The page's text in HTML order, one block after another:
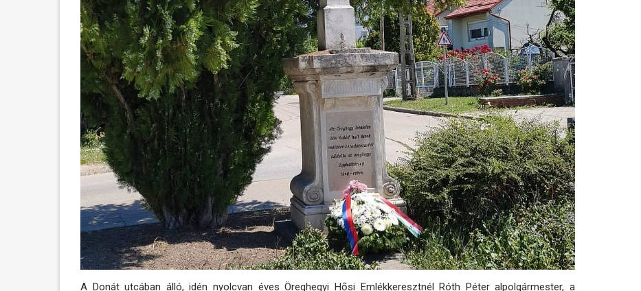
A Donát utcában álló, idén nyolcvan éves Öreghegyi Hősi Emlékkeresztnél Róth Péter alpolgármester, a